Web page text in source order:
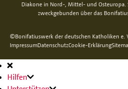
Diakone in Nord-, Mittel- und Osteuropa.
zweckgebunden über das
©Bonifatiuswerk der deutschen Katholiken e.
ImpressumDatenschutzCookie-Erklärung
Hauptnavigation
Hilfen